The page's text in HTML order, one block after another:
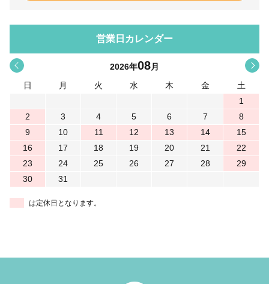
営業日カレンダー
< 2026年08月
日
月 火 水 木 金
土
1
2
3 4 5 6 7
8
9
10 11 12 13 14
15
16
17 18 19 20 21
22
23
24 25 26 27 28
29
30
31
は定休日となります。